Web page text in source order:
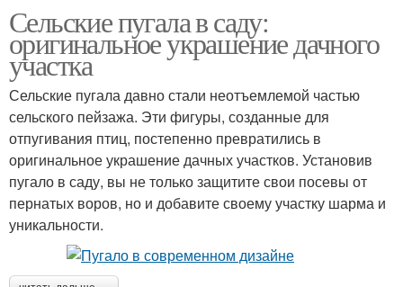
Сельские пугала в саду:
оригинальное украшение дачного
участка
Сельские пугала давно стали неотъемлемой частью
сельского пейзажа. Эти фигуры, созданные для
отпугивания птиц, постепенно превратились в
оригинальное украшение дачных участков. Установив
пугало в саду, вы не только защитите свои посевы от
пернатых воров, но и добавите своему участку шарма и
уникальности.